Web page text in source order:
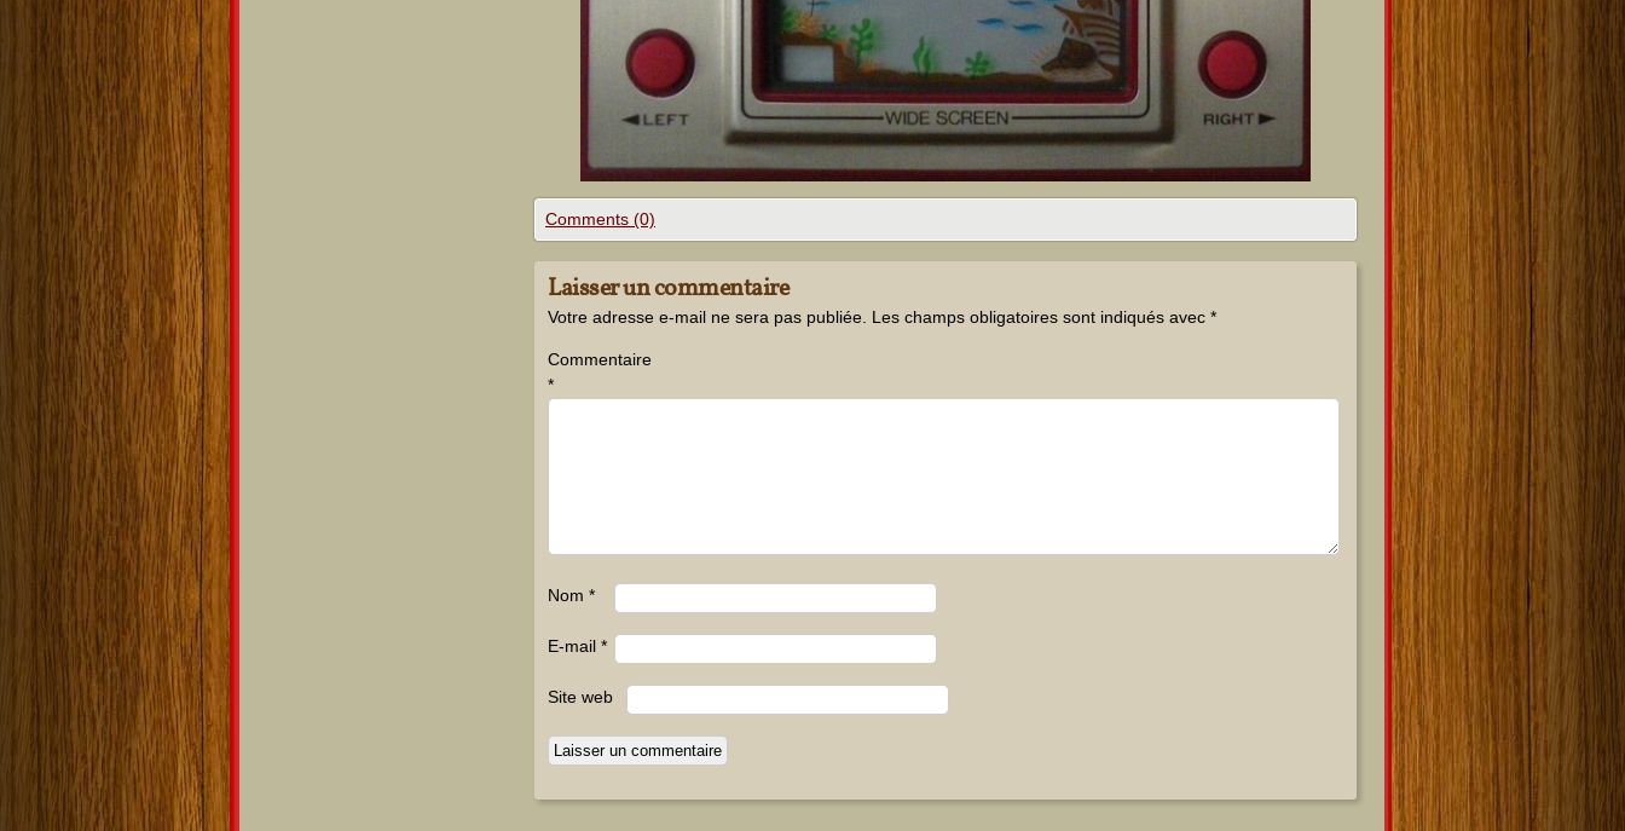
Comments (0)
Laisser un commentaire
Votre adresse e-mail ne sera pas publiée. Les champs obligatoires sont indiqués avec *
Commentaire
*
Nom *
E-mail *
Site web